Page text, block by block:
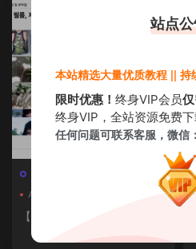
建模渲染
AI
【中文配音及原版】】利用人
工智能和3D技术的混合BX流
站点
本站精选大量优质教程 || 持
限时优惠！ 终身VIP会员
终身VIP，全站资源免费下
任何问题可联系客服，微